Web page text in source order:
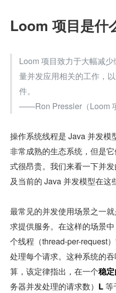
Loom 项目是什
Loom 项目致力于大幅减
量并发应用相关的工作，
件。
——Ron Pressler（Loom
操作系统线程是 Java 并发模
非常成熟的生态系统，但是
式很昂贵。我们来看一下并
及当前的 Java 并发模型在这
最常见的并发使用场景之一
求提供服务。在这样的场景
个线程（thread-per-request
处理每个请求。这种系统的
算，该定律指出，在一个稳
务器并发处理的请求数） L 等